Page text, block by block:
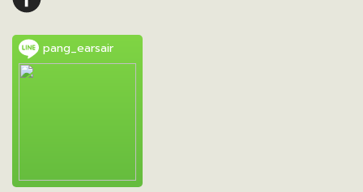
pang_earsair